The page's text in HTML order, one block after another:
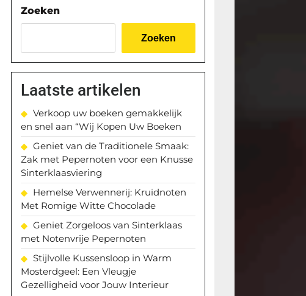
Zoeken
Zoeken
Laatste artikelen
Verkoop uw boeken gemakkelijk
en snel aan “Wij Kopen Uw Boeken
Geniet van de Traditionele Smaak:
Zak met Pepernoten voor een Knusse
Sinterklaasviering
Hemelse Verwennerij: Kruidnoten
Met Romige Witte Chocolade
Geniet Zorgeloos van Sinterklaas
met Notenvrije Pepernoten
Stijlvolle Kussensloop in Warm
Mosterdgeel: Een Vleugje
Gezelligheid voor Jouw Interieur